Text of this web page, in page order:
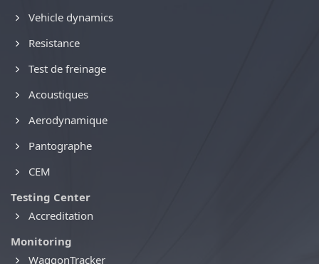
Vehicle dynamics
Resistance
Test de freinage
Acoustiques
Aerodynamique
Pantographe
CEM
Testing Center
Accreditation
Monitoring
WaggonTracker